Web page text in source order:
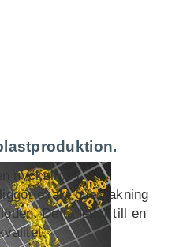
nyckelroll i
exakt övervakning
Detta leder till en